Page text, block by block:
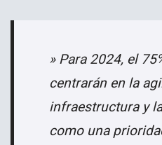
» Para 2024, el
centrarán en la
infraestructura y
como una